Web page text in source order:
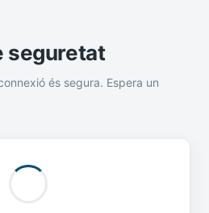
seguretat
és segura. Espera un